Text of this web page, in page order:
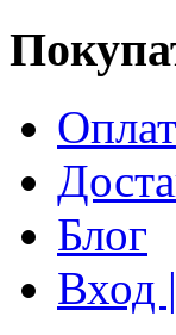
Блог
Вход